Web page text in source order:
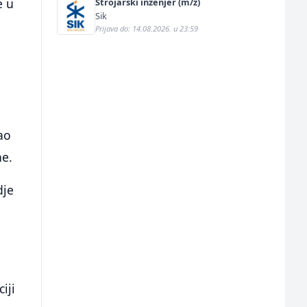
u
Sik
Prijava do: 14.08.2026. u 23:59